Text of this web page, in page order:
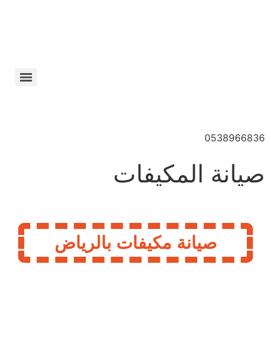
0538966836
صيانة المكيفات
صيانة مكيفات بالرياض